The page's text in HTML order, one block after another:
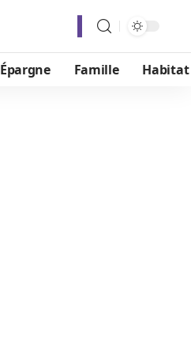
Épargne Famille Habitat